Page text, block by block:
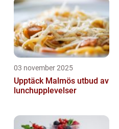
03 november 2025
Upptäck Malmös utbud av
lunchupplevelser